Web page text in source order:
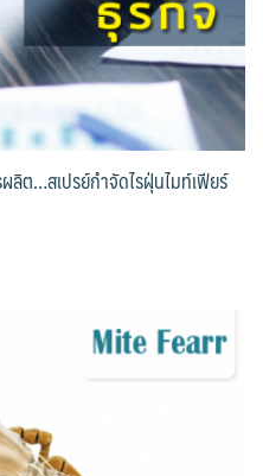
ต…สเปรย์กำจัดไรฝุ่นไมท์เฟียร์